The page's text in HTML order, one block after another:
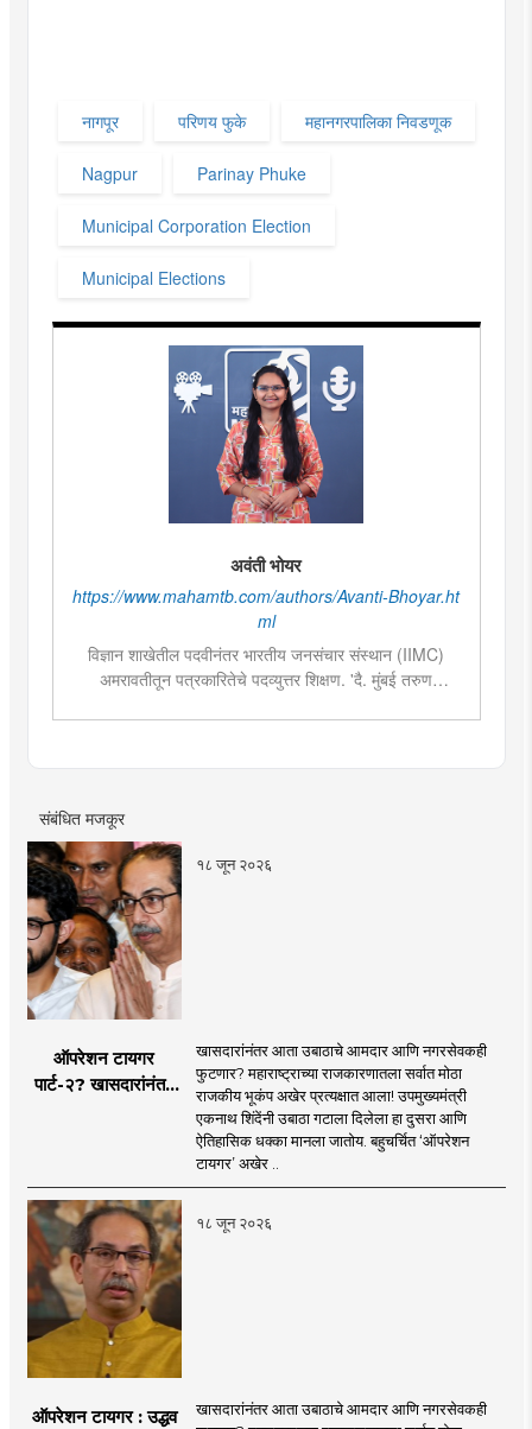
नागपूर परिणय फुके महानगरपालिका निवडणूक
Nagpur Parinay Phuke
Municipal Corporation Election
Municipal Elections
अवंती भोयर
https://www.mahamtb.com/authors/Avanti-Bhoyar.ht
ml
विज्ञान शाखेतील पदवीनंतर भारतीय जनसंचार संस्थान (IIMC)
अमरावतीतून पत्रकारितेचे पदव्युत्तर शिक्षण. 'दै. मुंबई तरुण
राजकारण या विषयात विशेष रस. हस्तकला, संगीत आणि कविता
संबंधित मजकूर
१८ जून २०२६
ऑपरेशन टायगर
पार्ट-२? खासदारांनंतर
खासदारांनंतर आता उबाठाचे आमदार आणि नगरसेवकही
फुटणार? महाराष्ट्राच्या राजकारणातला सर्वात मोठा
राजकीय भूकंप अखेर प्रत्यक्षात आला! उपमुख्यमंत्री
एकनाथ शिंदेंनी उबाठा गटाला दिलेला हा दुसरा आणि
ऐतिहासिक धक्का मानला जातोय. बहुचर्चित ‘ऑपरेशन
टायगर’ अखेर ..
१८ जून २०२६
ऑपरेशन टायगर : उद्धव
खासदारांनंतर आता उबाठाचे आमदार आणि नगरसेवकही